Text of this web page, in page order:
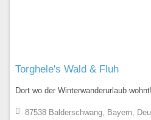
Torghele's Wald & Fluh
Dort wo der Winterwanderurlaub wohnt!
87538 Balderschwang, Bayern,